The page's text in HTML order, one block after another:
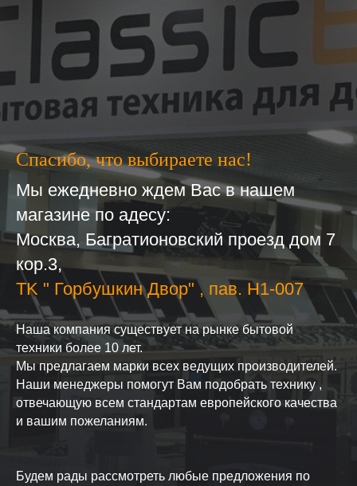
Спасибо, что выбираете нас!
Мы ежедневно ждем Вас в нашем
магазине по адесу:
Москва, Багратионовский проезд дом 7
кор.3,
ТK " Горбушкин Двор" , пав. H1-007
Наша компания существует на рынке бытовой
техники более 10 лет.
Мы предлагаем марки всех ведущих производителей.
Наши менеджеры помогут Вам подобрать технику ,
отвечающую всем стандартам европейского качества
и вашим пожеланиям.
Будем рады рассмотреть любые предложения по